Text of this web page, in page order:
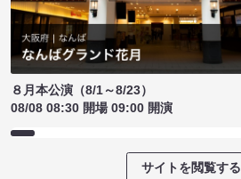
８月本公演（8/1～8/23）
08/08 08:30 開場 09:00 開演
サイトを閲覧する